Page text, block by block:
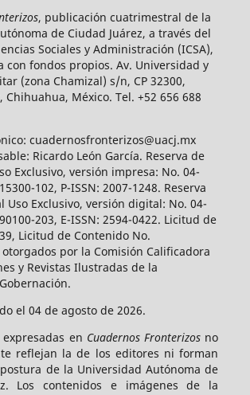
, publicación cuatrimestral de la
de Ciudad Juárez, a través del
Sociales y Administración (ICSA),
con fondos propios. Av. Universidad y
(zona Chamizal) s/n, CP 32300,
Chihuahua, México. Tel. +52 656 688
cuadernosfronterizos@uacj.mx
Ricardo León García. Reserva de
Exclusivo, versión impresa: No. 04-
102, P-ISSN: 2007-1248. Reserva
Uso Exclusivo, versión digital: No. 04-
203, E-ISSN: 2594-0422. Licitud de
Licitud de Contenido No.
otorgados por la Comisión Calificadora
y Revistas Ilustradas de la
el 04 de agosto de 2026.
en Cuadernos Fronterizosno
reflejan la de los editores ni forman
de la Universidad Autónoma de
Los contenidos e imágenes de la